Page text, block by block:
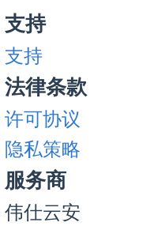
支持
支持
法律条款
许可协议
隐私策略
服务商
伟仕云安